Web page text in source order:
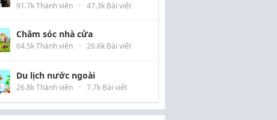
91.7k Thành viên · 47.3k Bài viết
Chăm sóc nhà cửa
64.5k Thành viên · 26.6k Bài viết
Du lịch nước ngoài
26.8k Thành viên · 7.7k Bài viết